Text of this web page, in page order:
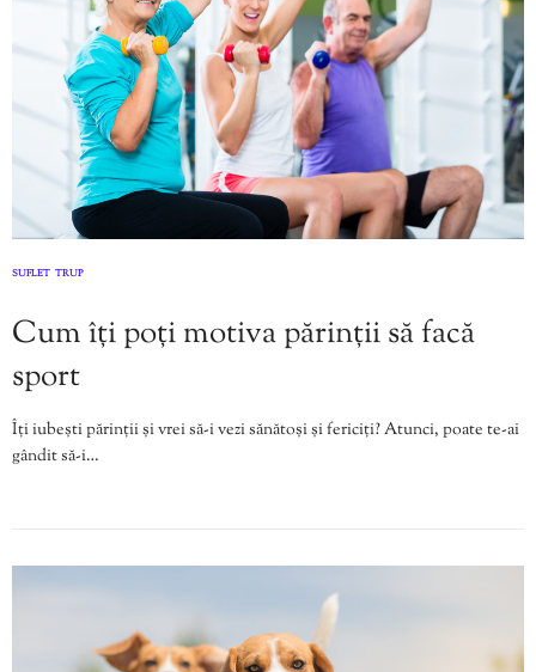
SUFLET TRUP
Cum îți poți motiva părinții să facă
sport
Îți iubești părinții și vrei să-i vezi sănătoși și fericiți? Atunci, poate te-ai
gândit să-i…